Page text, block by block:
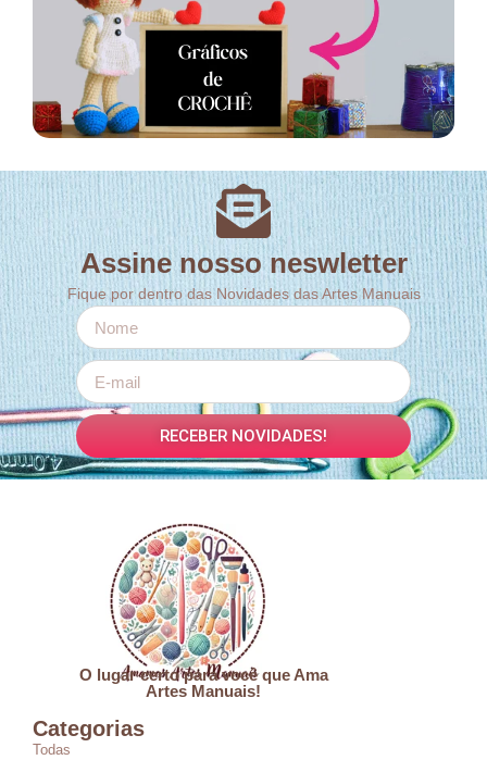
Assine nosso neswletter
Fique por dentro das Novidades das Artes Manuais
RECEBER NOVIDADES!
O lugar certo para você que Ama
Artes Manuais!
Categorias
Todas